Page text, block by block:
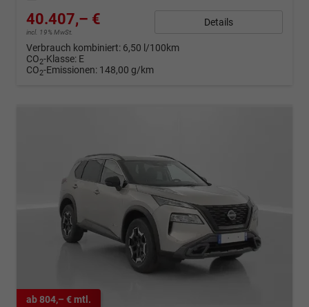
40.407,– €
incl. 19% MwSt.
Details
Verbrauch kombiniert: 6,50 l/100km
CO2-Klasse: E
CO2-Emissionen: 148,00 g/km
ab 804,– € mtl.